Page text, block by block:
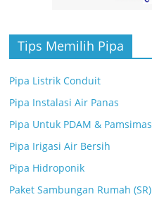
Tips Memilih Pipa
Pipa Listrik Conduit
Pipa Instalasi Air Panas
Pipa Untuk PDAM & Pamsimas
Pipa Irigasi Air Bersih
Pipa Hidroponik
Paket Sambungan Rumah (SR)